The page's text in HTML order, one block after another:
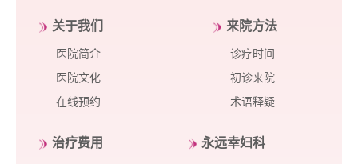
关于我们
医院简介
医院文化
在线预约
来院方法
诊疗时间
初诊来院
术语释疑
治疗费用 永远幸妇科